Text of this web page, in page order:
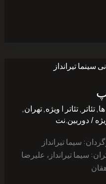
,تئاتر ,تئاتر | ویژه,تهران,
/دوربین.نت
سیما ‌تیرانداز
سیما ‌تیرانداز، علیرضا